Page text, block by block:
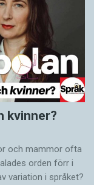
kvinner?
och mammor ofta
orden förr i
variation i språket?